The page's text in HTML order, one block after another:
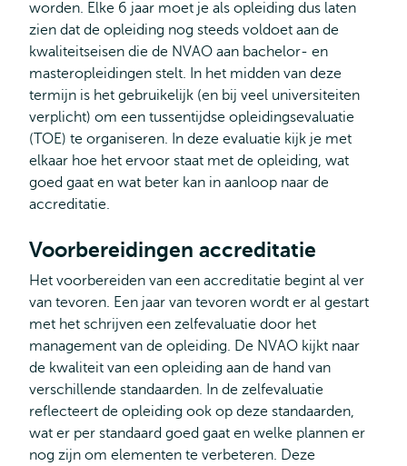
worden. Elke 6 jaar moet je als opleiding dus laten
zien dat de opleiding nog steeds voldoet aan de
kwaliteitseisen die de NVAO aan bachelor- en
masteropleidingen stelt. In het midden van deze
termijn is het gebruikelijk (en bij veel universiteiten
verplicht) om een tussentijdse opleidingsevaluatie
(TOE) te organiseren. In deze evaluatie kijk je met
elkaar hoe het ervoor staat met de opleiding, wat
goed gaat en wat beter kan in aanloop naar de
accreditatie.
Voorbereidingen accreditatie
Het voorbereiden van een accreditatie begint al ver
van tevoren. Een jaar van tevoren wordt er al gestart
met het schrijven een zelfevaluatie door het
management van de opleiding. De NVAO kijkt naar
de kwaliteit van een opleiding aan de hand van
verschillende standaarden. In de zelfevaluatie
reflecteert de opleiding ook op deze standaarden,
wat er per standaard goed gaat en welke plannen er
nog zijn om elementen te verbeteren. Deze